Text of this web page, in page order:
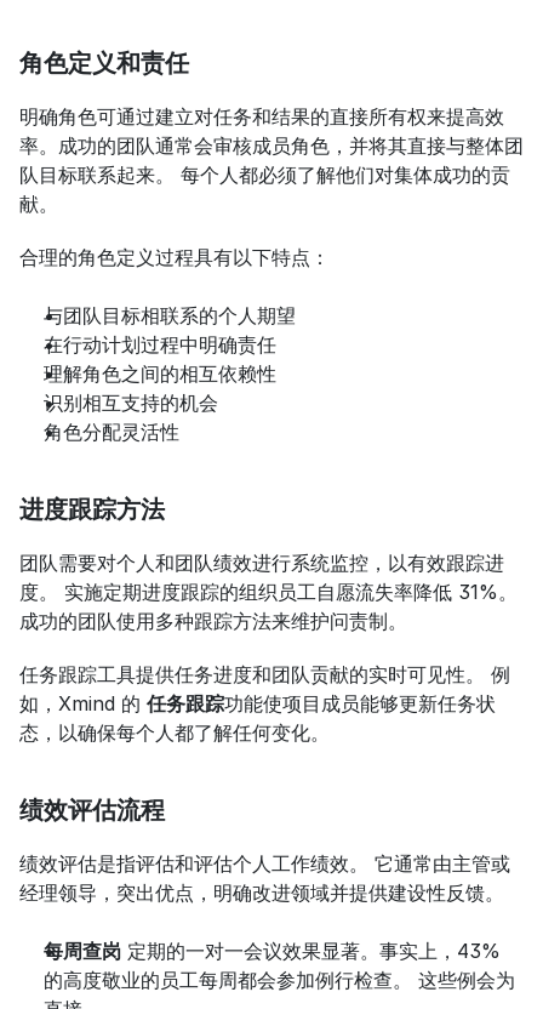
角色定义和责任
明确角色可通过建立对任务和结果的直接所有权来提高效
率。成功的团队通常会审核成员角色，并将其直接与整体团
队目标联系起来。 每个人都必须了解他们对集体成功的贡
献。
合理的角色定义过程具有以下特点：
与团队目标相联系的个人期望
在行动计划过程中明确责任
理解角色之间的相互依赖性
识别相互支持的机会
角色分配灵活性
进度跟踪方法
团队需要对个人和团队绩效进行系统监控，以有效跟踪进
度。 实施定期进度跟踪的组织员工自愿流失率降低 31%。
成功的团队使用多种跟踪方法来维护问责制。
任务跟踪工具提供任务进度和团队贡献的实时可见性。 例
如，Xmind 的 任务跟踪功能使项目成员能够更新任务状
态，以确保每个人都了解任何变化。
绩效评估流程
绩效评估是指评估和评估个人工作绩效。 它通常由主管或
经理领导，突出优点，明确改进领域并提供建设性反馈。
每周查岗 定期的一对一会议效果显著。事实上，43%
的高度敬业的员工每周都会参加例行检查。 这些例会为